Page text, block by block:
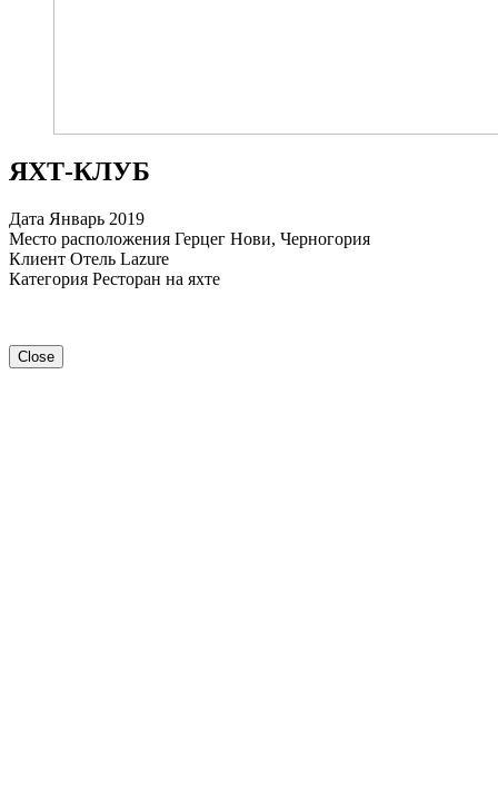
ЯХТ-КЛУБ
Дата Январь 2019
Место расположения Герцег Нови, Черногория
Клиент Отель Lazure
Категория Ресторан на яхте
Close